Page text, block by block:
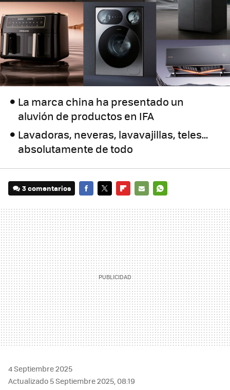
La marca china ha presentado un
aluvión de productos en IFA
Lavadoras, neveras, lavavajillas, teles...
absolutamente de todo
3 comentarios
MAIL
4 Septiembre 2025
Actualizado 5 Septiembre 2025, 08:19